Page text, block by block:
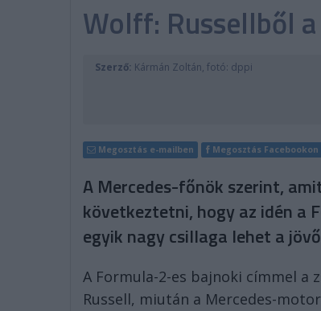
Wolff: Russellből
Szerző: Kármán Zoltán, fotó: dppi
Megosztás e-mailben Megosztás Facebookon
A Mercedes-főnök szerint,
következtetni, hogy az idén a
egyik nagy csillaga lehet a
A Formula-2-es bajnoki címmel a
Russell, miután a Mercedes-